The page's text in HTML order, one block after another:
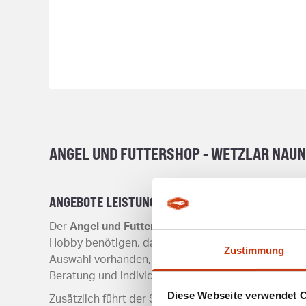
Zustimmung
Diese Webseite verwendet
ANGEL UND FUTTERSHOP - WETZLAR
ANGEBOTE LEISTUNGEN
Der Angel und Futtershop - Wetzlar Naunheim
Hobby benötigen, darunter hochwertige
Auswahl vorhanden, sodass Angler bestens
Beratung und individuelle Kundenbetreuung.
Zusätzlich führt der Shop verschiedene Marken,